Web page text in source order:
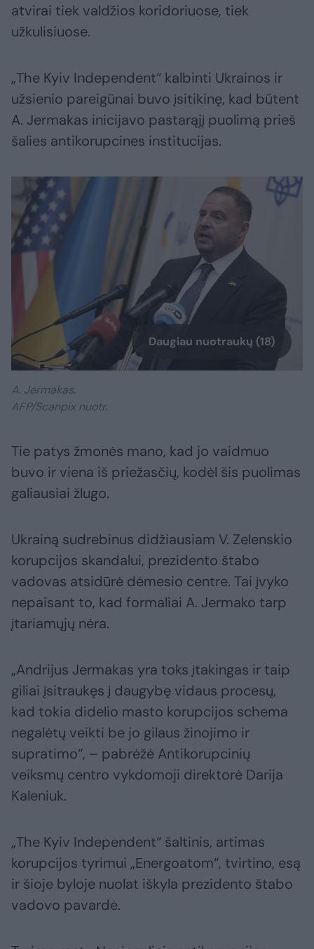
atvirai tiek valdžios koridoriuose, tiek
užkulisiuose.
„The Kyiv Independent“ kalbinti Ukrainos ir
užsienio pareigūnai buvo įsitikinę, kad būtent
A. Jermakas inicijavo pastarąjį puolimą prieš
šalies antikorupcines institucijas.
Daugiau nuotraukų (18)
A. Jermakas.
AFP/Scanpix nuotr.
Tie patys žmonės mano, kad jo vaidmuo
buvo ir viena iš priežasčių, kodėl šis puolimas
galiausiai žlugo.
Ukrainą sudrebinus didžiausiam V. Zelenskio
korupcijos skandalui, prezidento štabo
vadovas atsidūrė dėmesio centre. Tai įvyko
nepaisant to, kad formaliai A. Jermako tarp
įtariamųjų nėra.
„Andrijus Jermakas yra toks įtakingas ir taip
giliai įsitraukęs į daugybę vidaus procesų,
kad tokia didelio masto korupcijos schema
negalėtų veikti be jo gilaus žinojimo ir
supratimo“, – pabrėžė Antikorupcinių
veiksmų centro vykdomoji direktorė Darija
Kaleniuk.
„The Kyiv Independent“ šaltinis, artimas
korupcijos tyrimui „Energoatom“, tvirtino, esą
ir šioje byloje nuolat iškyla prezidento štabo
vadovo pavardė.